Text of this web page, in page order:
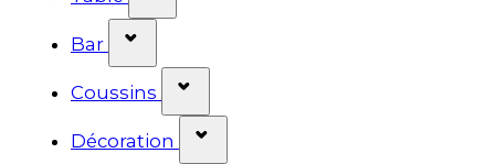
Bar
Coussins
Décoration